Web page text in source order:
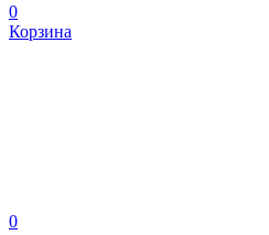
0
Корзина
0